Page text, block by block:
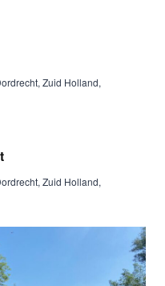
Zuid Holland,
Zuid Holland,